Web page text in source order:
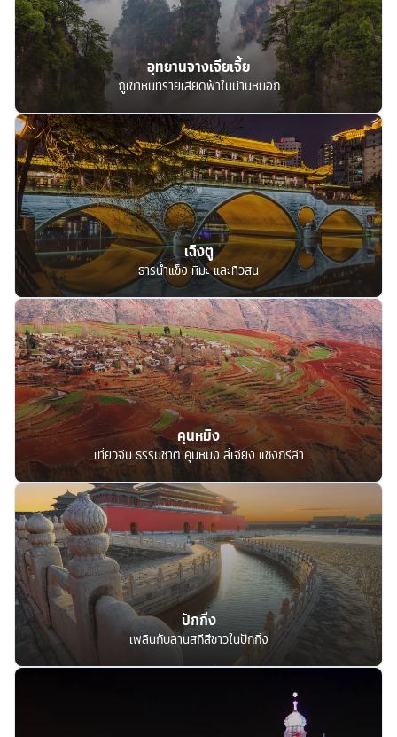
อุทยานจางเจียเจี้ย
ภูเขาหินทรายเสียดฟ้าในม่านหมอก
เฉิงตู
ธารน้ำแข็ง หิมะ และทิวสน
คุนหมิง
เที่ยวจีน ธรรมชาติ คุนหมิง ลี่เจียง แชงกรีล่า
ปักกิ่ง
เพลินกับลานสกีสีขาวในปักกิ่ง